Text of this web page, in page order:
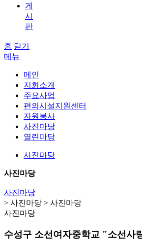
게
시
판
홈 닫기
메뉴
메인
지회소개
주요사업
편의시설지원센터
자원봉사
사진마당
열린마당
사진마당
사진마당
사진마당
> 사진마당 > 사진마당
사진마당
수성구 소선여자중학교 "소선사